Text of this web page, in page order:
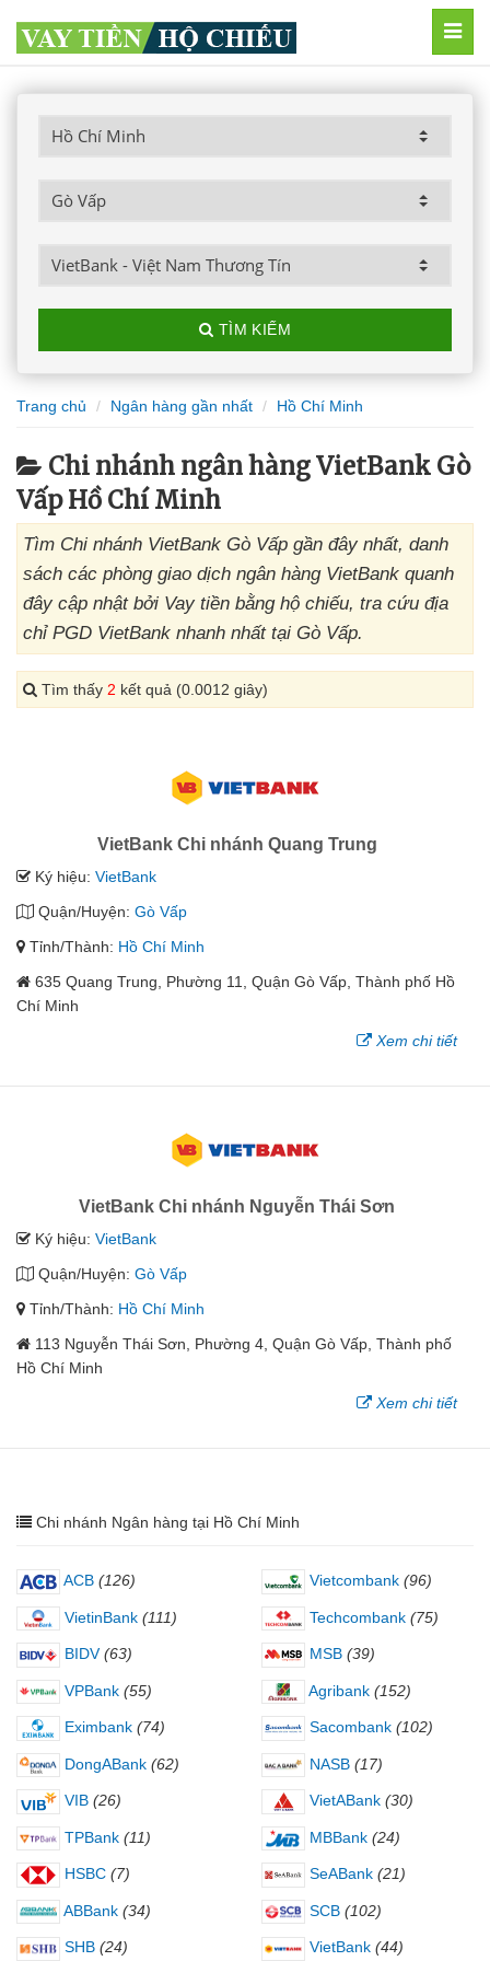
TÌM KIẾM
Trang chủ Ngân hàng gần nhất Hồ Chí Minh
Chi nhánh ngân hàng VietBank Gò
Vấp Hồ Chí Minh
Tìm Chi nhánh VietBank Gò Vấp gần đây nhất, danh
sách các phòng giao dịch ngân hàng VietBank quanh
đây cập nhật bởi Vay tiền bằng hộ chiếu, tra cứu địa
chỉ PGD VietBank nhanh nhất tại Gò Vấp.
Tìm thấy 2 kết quả (0.0012 giây)
VietBank Chi nhánh Quang Trung
Ký hiệu: VietBank
Quận/Huyện: Gò Vấp
Tỉnh/Thành: Hồ Chí Minh
635 Quang Trung, Phường 11, Quận Gò Vấp, Thành phố Hồ
Chí Minh
Xem chi tiết
VietBank Chi nhánh Nguyễn Thái Sơn
Ký hiệu: VietBank
Quận/Huyện: Gò Vấp
Tỉnh/Thành: Hồ Chí Minh
113 Nguyễn Thái Sơn, Phường 4, Quận Gò Vấp, Thành phố
Hồ Chí Minh
Xem chi tiết
Chi nhánh Ngân hàng tại Hồ Chí Minh
ACB (126) Vietcombank (96)
VietinBank (111) Techcombank (75)
BIDV (63) MSB (39)
VPBank (55) Agribank (152)
Eximbank (74) Sacombank (102)
DongABank (62) NASB (17)
VIB (26) VietABank (30)
TPBank (11) MBBank (24)
HSBC (7) SeABank (21)
ABBank (34) SCB (102)
SHB (24) VietBank (44)